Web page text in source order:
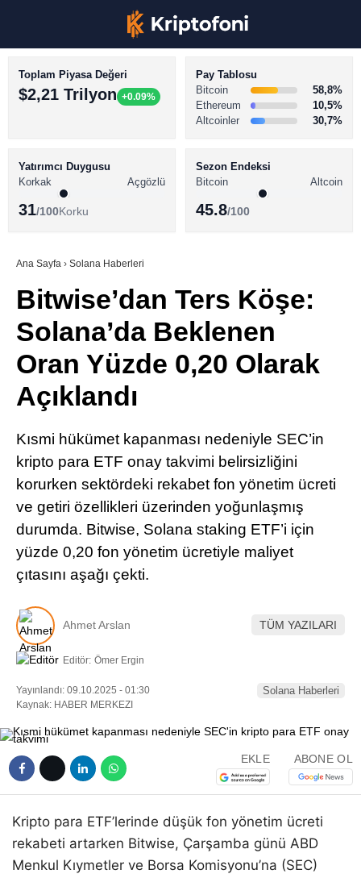
Youtube
TikTok
Telegram
BİTCOİN HABERLERİ
ALTCOİN HABERLERİ
SÖZLÜK
Toplam Piyasa Değeri
$2,21 Trilyon +0.09%
Pay Tablosu
Bitcoin
58,8%
Ethereum
10,5%
Altcoinler
30,7%
Yatırımcı Duygusu
Korkak
Açgözlü
31/100Korku
Sezon Endeksi
Bitcoin
Altcoin
45.8/100
Ana Sayfa › Solana Haberleri
Bitwise’dan Ters Köşe:
Solana’da Beklenen
Oran Yüzde 0,20 Olarak
Açıklandı
Kısmi hükümet kapanması nedeniyle SEC’in
kripto para ETF onay takvimi belirsizliğini
korurken sektördeki rekabet fon yönetim ücreti
ve getiri özellikleri üzerinden yoğunlaşmış
durumda. Bitwise, Solana staking ETF’i için
yüzde 0,20 fon yönetim ücretiyle maliyet
çıtasını aşağı çekti.
Ahmet Arslan TÜM YAZILARI
Editör: Ömer Ergin
Yayınlandı: 09.10.2025 - 01:30
Kaynak: HABER MERKEZI
Solana Haberleri
EKLE ABONE OL
Kripto para ETF’lerinde düşük fon yönetim ücreti
rekabeti artarken Bitwise, Çarşamba günü ABD
Menkul Kıymetler ve Borsa Komisyonu’na (SEC)